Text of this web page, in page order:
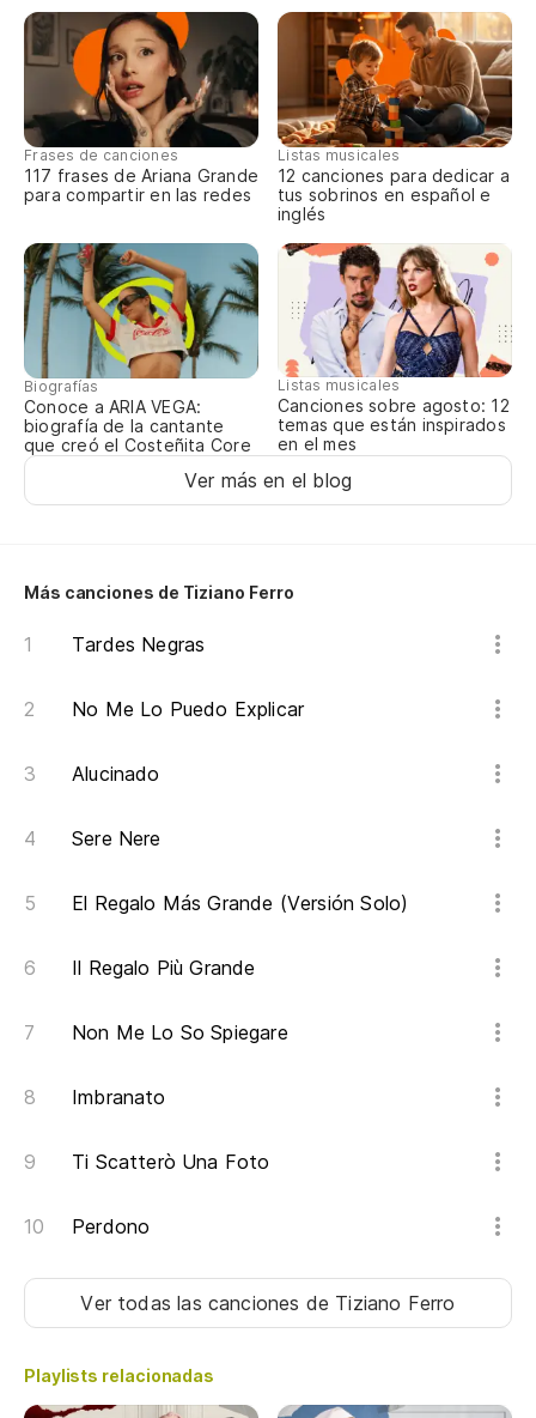
Frases de canciones
117 frases de Ariana Grande
para compartir en las redes
Listas musicales
12 canciones para dedicar a
tus sobrinos en español e
inglés
Biografías
Conoce a ARIA VEGA:
biografía de la cantante
que creó el Costeñita Core
Listas musicales
Canciones sobre agosto: 12
temas que están inspirados
en el mes
Ver más en el blog
Más canciones de Tiziano Ferro
Tardes Negras
No Me Lo Puedo Explicar
Alucinado
Sere Nere
El Regalo Más Grande (Versión Solo)
Il Regalo Più Grande
Non Me Lo So Spiegare
Imbranato
Ti Scatterò Una Foto
Perdono
Ver todas las canciones de Tiziano Ferro
Playlists relacionadas